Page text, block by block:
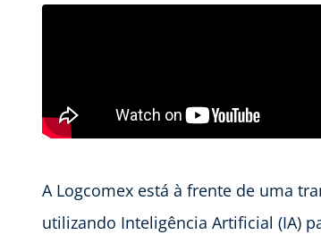
A Logcomex está à frente de uma
utilizando Inteligência Artificial (IA)